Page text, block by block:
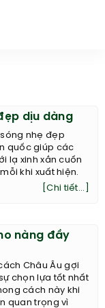
dịu dàng
nhẹ đẹp
quốc giúp các
lạ xinh xắn cuốn
khi xuất hiện.
[Chi tiết...]
nàng đầy
Châu Âu gợi
chọn lựa tốt nhất
cách này khi
quan trọng vì